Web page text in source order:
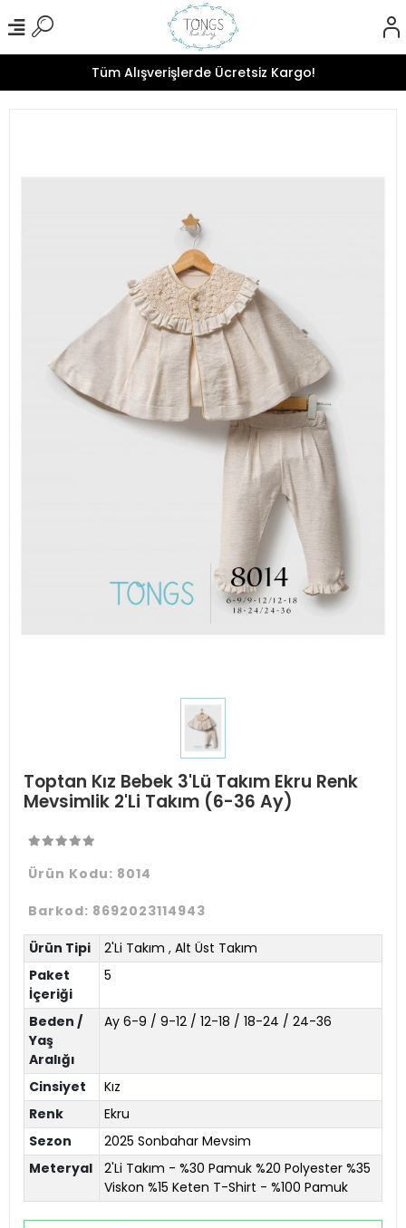
Tüm Alışverişlerde Ücretsiz Kargo!
Toptan Kız Bebek 3'Lü Takım Ekru Renk
Mevsimlik 2'Li Takım (6-36 Ay)
Ürün Kodu: 8014
Barkod: 8692023114943
Ürün Tipi 2'Li Takım , Alt Üst Takım
Paket
İçeriği
5
Beden /
Yaş
Aralığı
Ay 6-9 / 9-12 / 12-18 / 18-24 / 24-36
Cinsiyet
Kız
Renk
Ekru
Sezon
2025 Sonbahar Mevsim
Meteryal
2'Li Takım - %30 Pamuk %20 Polyester %35
Viskon %15 Keten T-Shirt - %100 Pamuk